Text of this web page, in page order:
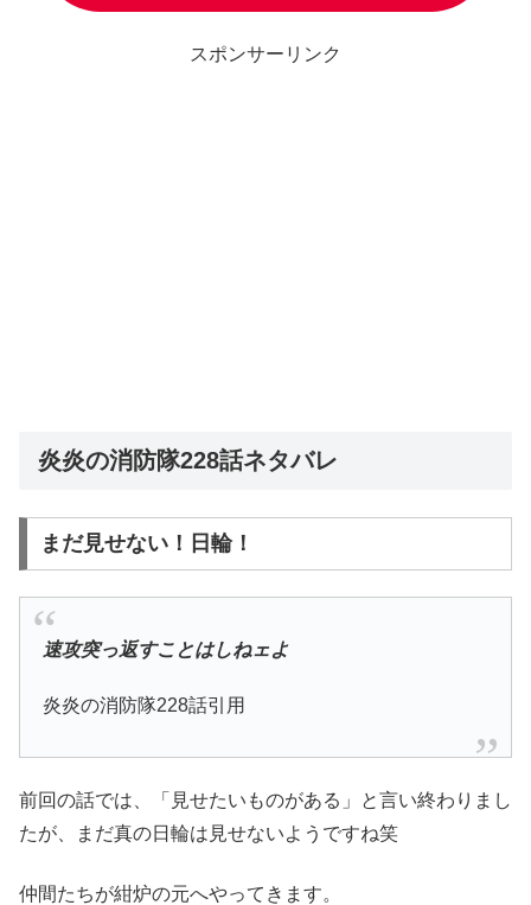
スポンサーリンク
炎炎の消防隊228話ネタバレ
まだ見せない！日輪！
速攻突っ返すことはしねェよ
炎炎の消防隊228話引用
前回の話では、「見せたいものがある」と言い終わりまし
たが、まだ真の日輪は見せないようですね笑
仲間たちが紺炉の元へやってきます。